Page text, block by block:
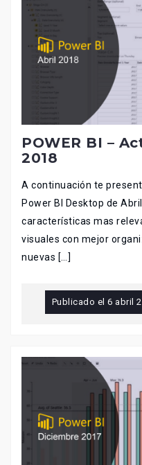
POWER BI –
2018
A continuación te
Power BI Desktop de
características mas
visuales con mejor
nuevas […]
Publicado el 6 abril